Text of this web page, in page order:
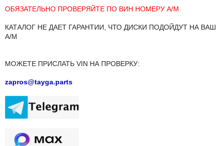
ОБЯЗАТЕЛЬНО ПРОВЕРЯЙТЕ ПО ВИН НОМЕРУ А/М
КАТАЛОГ НЕ ДАЕТ ГАРАНТИИ, ЧТО ДИСКИ ПОДОЙДУТ НА ВАШ
А/М
МОЖЕТЕ ПРИСЛАТЬ VIN НА ПРОВЕРКУ:
zapros@tayga.parts